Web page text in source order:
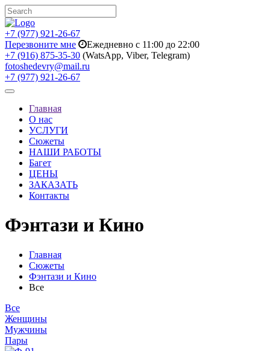
+7 (977) 921-26-67
Перезвоните мне
Ежедневно с 11:00 до 22:00
+7 (916) 875-35-30 (WatsApp, Viber, Telegram)
fotoshedevry@mail.ru
+7 (977) 921-26-67
Toggle
navigationГлавная
О нас
УСЛУГИ
Сюжеты
НАШИ РАБОТЫ
Багет
ЦЕНЫ
ЗАКАЗАТЬ
Контакты
Фэнтази и Кино
Главная
Сюжеты
Фэнтази и Кино
Все
Все
Женщины
Мужчины
Пары